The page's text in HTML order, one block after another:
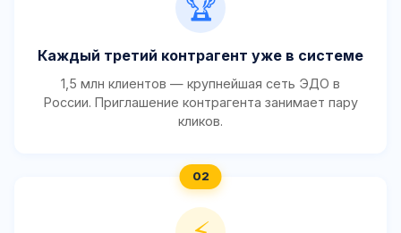
🏆
Каждый третий контрагент уже в системе
1,5 млн клиентов — крупнейшая сеть ЭДО в
России. Приглашение контрагента занимает пару
кликов.